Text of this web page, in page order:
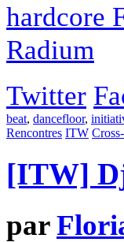
hardcore
Radium
Twitter
beat, dancefloor,
Rencontres ITW
[ITW]
par